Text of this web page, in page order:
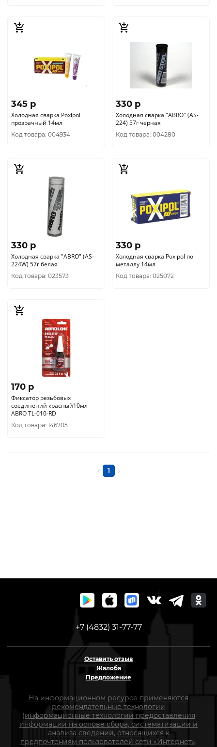
345 p
Холодная сварка Poxipol
прозрачный 14мл
Код товара: 004934
330 p
Холодная сварка "ABRO" (AS-
224) 57г черная
Код товара: 004280
330 p
Холодная сварка "ABRO" (AS-
224W) 57г белая
Код товара: 023573
330 p
Холодная сварка Poxipol по
металлу 14мл
Код товара: 025072
170 p
Фиксатор резьбовых
соединений красный10мл
ABRO TL-010-RD
Код товара: 146705
1
+7 (4832) 31-77-77
Оставить отзыв
Жалоба
Предложение
На информационном ресурсе применяются
рекомендательные технологии
(информационные технологии предоставления
информации на основе сбора, систематизации и
анализа сведений, относящихся к
предпочтениям пользователей сети «Интернет»,